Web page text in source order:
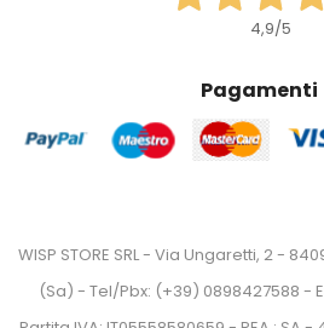
4,9/5
Pagamenti
WISP STORE SRL - Via Ungaretti, 2 -
(Sa) - Tel/Pbx: (+39) 0898427588 -